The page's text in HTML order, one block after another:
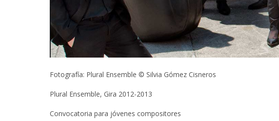
Fotografía: Plural Ensemble © Silvia Gómez Cisneros
Plural Ensemble, Gira 2012-2013
Convocatoria para jóvenes compositores